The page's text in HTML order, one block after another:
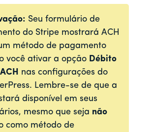
Seu formulário de
do Stripe mostrará ACH
método de pagamento
você ativar a opção Débito
nas configurações do
Lembre-se de que a
disponível em seus
mesmo que seja não
como método de